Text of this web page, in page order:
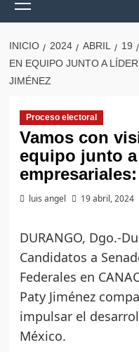
principal
INICIO 2024 ABRIL 19
EN EQUIPO JUNTO A
JIMÉNEZ
Proceso electoral
Vamos con
equipo junto
luis angel 19 abril, 2024
DURANGO, Dgo.-
Candidatos a
Federales en
Paty Jiménez
impulsar el
México.